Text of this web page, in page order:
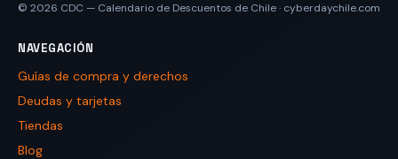
© 2026 CDC — Calendario de Descuentos de Chile· cyberdaychile.com
NAVEGACIÓN
Guías de compra y derechos
Deudas y tarjetas
Tiendas
Blog